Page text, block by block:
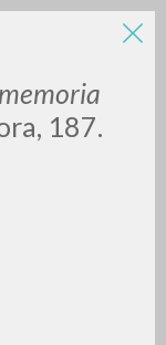
187.